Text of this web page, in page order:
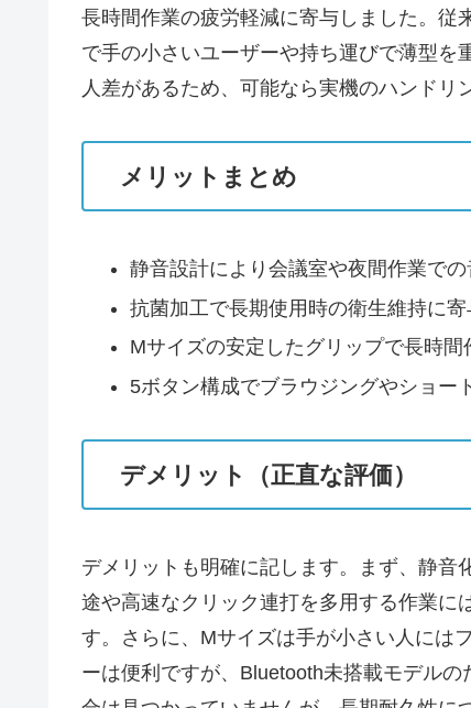
長時間作業の疲労軽減に寄与しました。従
で手の小さいユーザーや持ち運びで薄型を
人差があるため、可能なら実機のハンドリ
メリットまとめ
静音設計により会議室や夜間作業で
抗菌加工で長期使用時の衛生維持に寄
Mサイズの安定したグリップで長時間
5ボタン構成でブラウジングやショー
デメリット（正直な評価）
デメリットも明確に記します。まず、静音
途や高速なクリック連打を多用する作業に
す。さらに、Mサイズは手が小さい人には
ーは便利ですが、Bluetooth未搭載モデル